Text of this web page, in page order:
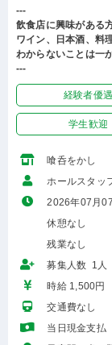
---
飲食店に興味がある
ワイン、日本酒、料
わからないことは一
---
経験者優遇
学生歓迎
喰呑をかし
ホールスタッ
2026年07月
休憩なし
残業なし
募集人数 1人
時給 1,500円
交通費なし
当日現金支払